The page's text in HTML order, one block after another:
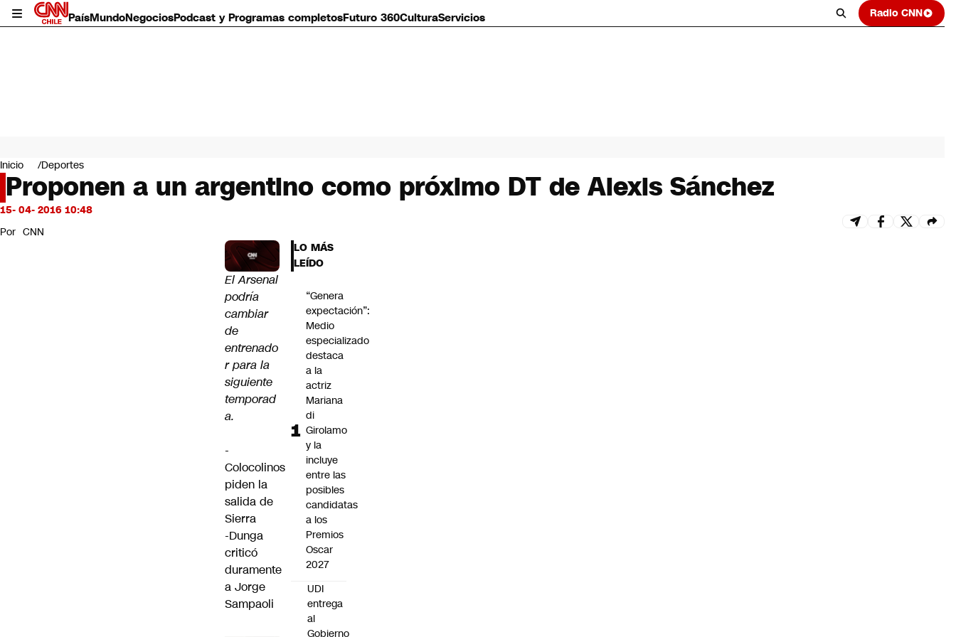
PaísMundoNegociosPodcast y Programas completosFuturo 360CulturaServicios Radio CNN
Mundo
Negocios
Deportes
Programas completos
Servicios
Inicio Deportes
Proponen a un argentino como próximo DT de Alexis Sánchez
15- 04- 2016 10:48
Por CNN
El Arsenal
podría
cambiar
de
entrenado
r para la
siguiente
temporad
a.
-
Colocolinos
piden la
salida de
Sierra
-Dunga
criticó
duramente
a Jorge
Sampaoli
LO MÁS
LEÍDO
“Genera
expectación”:
Medio
especializado
destaca
a la
actriz
Mariana
di
Girolamo
y la
incluye
entre las
posibles
candidatas
a los
Premios
Oscar
2027
UDI
entrega
al
Gobierno